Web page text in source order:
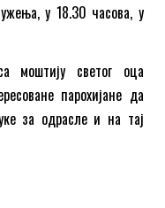
у 18.30 часова, у
моштију светог оца
парохијане да
за одрасле и на тај